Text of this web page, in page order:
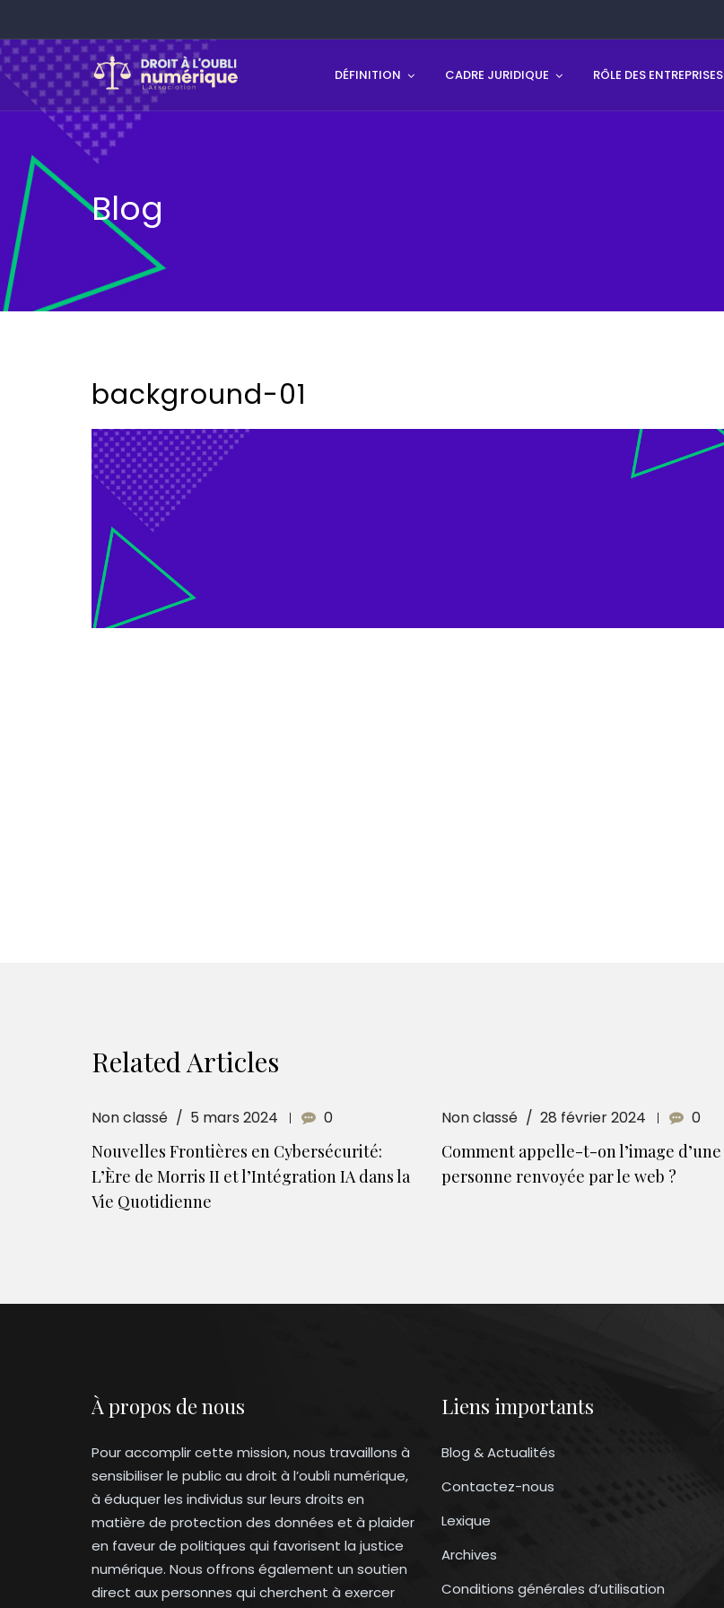
DÉFINITION CADRE JURIDIQUE RÔLE DES ENTREPRISES
Blog
background-01
Related Articles
Non classé 5 mars 2024 0
Nouvelles Frontières en Cybersécurité:
L’Ère de Morris II et l’Intégration IA dans la
Vie Quotidienne
Non classé 28 février 2024 0
Comment appelle-t-on l’image d’une
personne renvoyée par le web ?
À propos de nous
Pour accomplir cette mission, nous travaillons à
sensibiliser le public au droit à l’oubli numérique,
à éduquer les individus sur leurs droits en
matière de protection des données et à plaider
en faveur de politiques qui favorisent la justice
numérique. Nous offrons également un soutien
direct aux personnes qui cherchent à exercer
Liens importants
Blog & Actualités
Contactez-nous
Lexique
Archives
Conditions générales d’utilisation